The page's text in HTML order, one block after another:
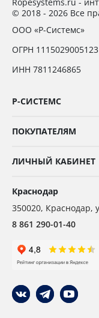
© 2018 - 2026 Все
ООО «Р-Системс»
ОГРН 1115029005123
ИНН 7811246865
Р-СИСТЕМС
ПОКУПАТЕЛЯМ
ЛИЧНЫЙ КАБИНЕТ
Краснодар
350020, Краснодар,
8 861 290-01-40